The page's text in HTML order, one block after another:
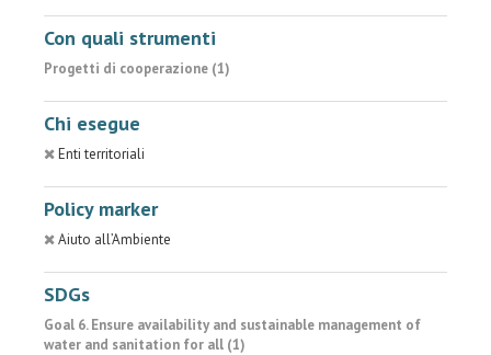
Con quali strumenti
Progetti di cooperazione (1)
Chi esegue
Enti territoriali
Policy marker
Aiuto all’Ambiente
SDGs
Goal 6. Ensure availability and sustainable management of
water and sanitation for all (1)